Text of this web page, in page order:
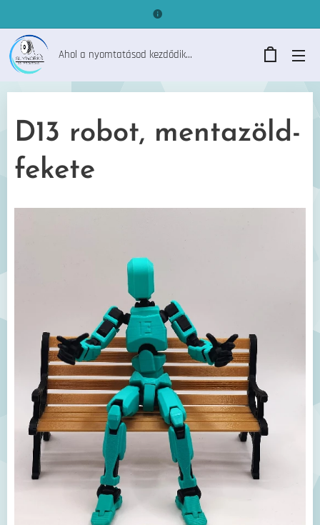
Ahol a nyomtatásod kezdődik...
D13 robot, mentazöld-
fekete